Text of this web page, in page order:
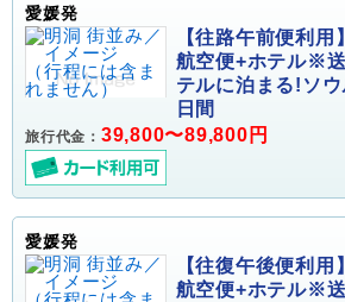
愛媛発
【往路午前便利
航空便+ホテル※
テルに泊まる!ソ
日間
旅行代金： 39,800〜89,800円
愛媛発
【往復午後便利
航空便+ホテル※